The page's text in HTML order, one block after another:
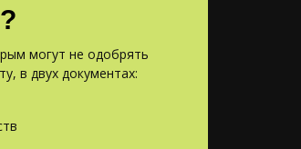
могут не одобрять
в двух документах: